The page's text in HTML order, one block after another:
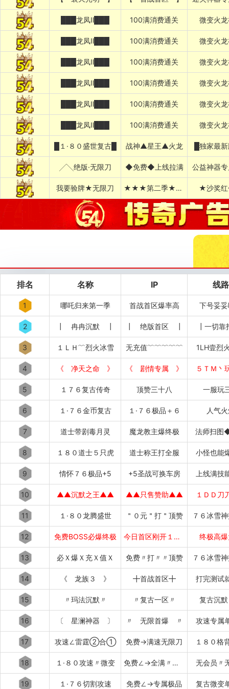
███龙凤Ⅱ███ 100满消费通关 微变火
███龙凤Ⅱ███ 100满消费通关 微变火
███龙凤Ⅱ███ 100满消费通关 微变火
███龙凤Ⅱ███ 100满消费通关 微变火
███龙凤Ⅱ███ 100满消费通关 微变火
███龙凤Ⅱ███ 100满消费通关 微变火
█１·８０盛世复古█ 战神▲星王▲火龙 █独家最
╱╲绝版·无限刀 ◆免费◆上线拉满 公益神器
我要验牌★无限刀 ★★★第二季★★★ ★沙奖
排名 名称 IP 线路
1 哪吒归来第一季 首战首区爆率高 下号妥
2 ┃ 冉冉沉默 ┃ ┃ 绝版首区 ┃ ┃一切
3 １ＬＨ﹌烈火冰雪 无充值﹌﹌﹌﹌﹌ 1LH壹烈
4 《 净天之命 》 《 剧情专属 》 ５ＴＭ丶
5 １７６复古传奇 顶赞三十八 一服玩
6 １·７６金币复古 １·７６极品＋６ 人气
7 道士带剧毒月灵 魔龙教主爆终极 法师扫图
8 １８０道士５只虎 道士称王打全服 小怪也能
9 情怀７６极品+5 +5圣战可换车房 上线满技
10 ▲▲沉默之王▲▲ ▲▲只售赞助▲▲ １ＤＤ刀
11 １·８０龙腾盛世 ＂０元＂打＂顶赞 ７６冰雪
12 免费BOSS必爆终极 今日首区刚开１秒╋ 终极高
13 必Ｘ爆Ｘ充Ｘ值Ｘ 免费〃打〃〃顶赞 ７６冰雪
14 《 龙族３ 》 ╋首战首区╋ 打完测试
15 〃玛法沉默〃 〃复古一区〃 复古沉
16 〔 星澜神器 〕 〃 无限首爆 〃 攻速专属
17 攻速∠雷霆②合① 免费→满速无限刀 １８０格
18 １·８０攻速〃微变 免费∠→全满〃毕业 无会员〃
19 １·７６切割攻速 免费∠→专属极品 复古微变